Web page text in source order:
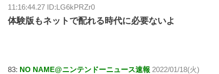
11:16:44.27 ID:LG6kPRZr0
体験版もネットで配れる時代に必要ないよ
83: NO NAME@ニンテンドーニュース速報 2022/01/18(火)